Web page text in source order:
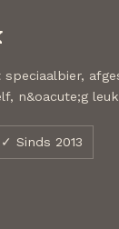
speciaalbier,
n&oacute;g
✓ Sinds 2013